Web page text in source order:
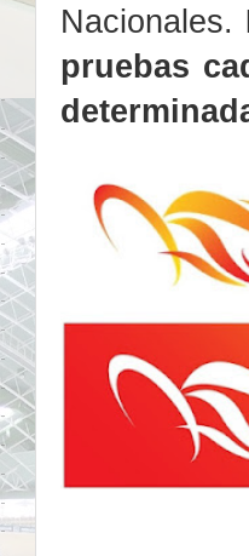
Nacionales.
pruebas